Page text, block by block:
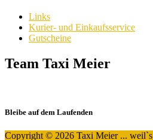
Links
Kurier- und Einkaufsservice
Gutscheine
Team Taxi Meier
Bleibe auf dem Laufenden
Copyright © 2026 Taxi Meier ...